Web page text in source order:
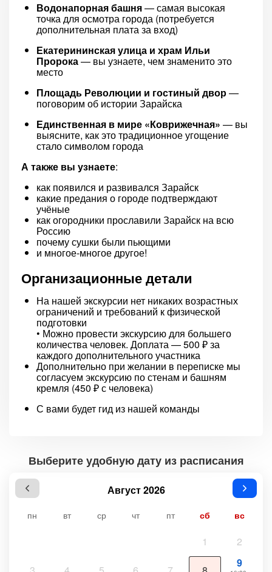
Водонапорная башня— самая высокая
точка для осмотра города (потребуется
дополнительная плата за вход)
Екатерининская улица и храм Ильи
Пророка— вы узнаете, чем знаменито это
место
Площадь Революции и гостиный двор—
поговорим об истории Зарайска
Единственная в мире «Коврижечная» — вы
выясните, как это традиционное угощение
стало символом города
А также вы узнаете:
как появился и развивался Зарайск
какие предания о городе подтверждают
учёные
как огородники прославили Зарайск на всю
Россию
почему сушки были пьющими
и многое-многое другое!
Организационные детали
На нашей экскурсии нет никаких возрастных
ограничений и требований к физической
подготовки
• Можно провести экскурсию для большего
количества человек. Доплата — 500 ₽ за
каждого дополнительного участника
Дополнительно при желании в переписке мы
согласуем экскурсию по стенам и башням
кремля (450 ₽ с человека)
С вами будет гид из нашей команды
Выберите удобную дату из расписания
Август 2026
пн вт ср чт пт сб вс
1 2
9